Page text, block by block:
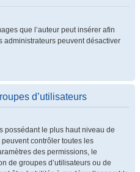
que l’auteur peut insérer afin
administrateurs peuvent désactiver
d’utilisateurs
possédant le plus haut niveau de
contrôler toutes les
des permissions, le
de groupes d’utilisateurs ou de